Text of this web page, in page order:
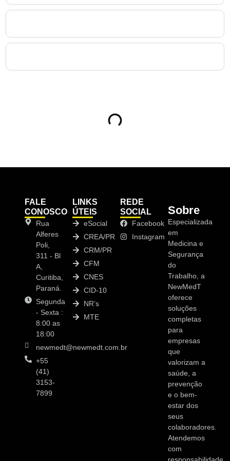
FALE
CONOSCO
Rua
Alferes
Poli,
311 - Bl
A,
Curitiba,
Paraná.
Segunda
- Sexta :
8:00 as
18:00
newmedt@newmedt.com.br
+55
(41)
3153-
7899
LINKS
ÚTEIS
eSocial
CREA/PR
CRM/PR
CFM
CNES
CID-10
NR’s
MTE
REDE
SOCIAL
Facebook
Instagram
Sobre
Especializada
em
Medicina e
Segurança
do
Trabalho, a
NewMedT
oferece
soluções
completas
para
empresas
que
valorizam a
saúde, a
prevenção
e o bem-
estar dos
seus
colaboradores.
Atendemos
com
responsabilidade